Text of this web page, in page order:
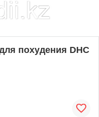
похудения DHC